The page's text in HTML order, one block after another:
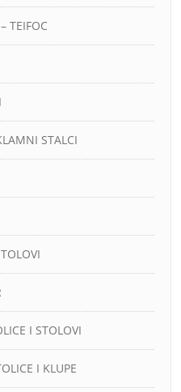
TEIFOC
STALCI
I STOLOVI
I KLUPE